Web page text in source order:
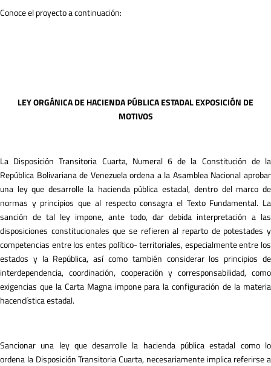
Conoce el proyecto a continuación:
LEY ORGÁNICA DE HACIENDA PÚBLICA ESTADAL EXPOSICIÓN DE
MOTIVOS
La Disposición Transitoria Cuarta, Numeral 6 de la Constitución de la
República Bolivariana de Venezuela ordena a la Asamblea Nacional aprobar
una ley que desarrolle la hacienda pública estadal, dentro del marco de
normas y principios que al respecto consagra el Texto Fundamental. La
sanción de tal ley impone, ante todo, dar debida interpretación a las
disposiciones constitucionales que se refieren al reparto de potestades y
competencias entre los entes político- territoriales, especialmente entre los
estados y la República, así como también considerar los principios de
interdependencia, coordinación, cooperación y corresponsabilidad, como
exigencias que la Carta Magna impone para la configuración de la materia
hacendística estadal.
Sancionar una ley que desarrolle la hacienda pública estadal como lo
ordena la Disposición Transitoria Cuarta, necesariamente implica referirse a